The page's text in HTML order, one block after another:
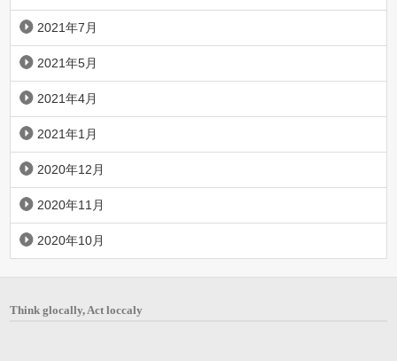
2021年7月
2021年5月
2021年4月
2021年1月
2020年12月
2020年11月
2020年10月
Think glocally, Act loccaly